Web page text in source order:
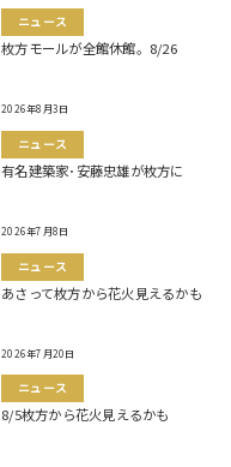
ニュース
枚方モールが全館休館。8/26
2026年8月3日
ニュース
有名建築家･安藤忠雄が枚方に
2026年7月8日
ニュース
あさって枚方から花火見えるかも
2026年7月20日
ニュース
8/5枚方から花火見えるかも